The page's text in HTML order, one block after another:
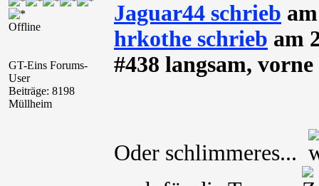
Offline
GT-Eins Forums-
User
Beiträge: 8198
Müllheim
Jaguar44 schrieb
hrkothe schrieb am
#438 langsam,
Oder schlimmeres...